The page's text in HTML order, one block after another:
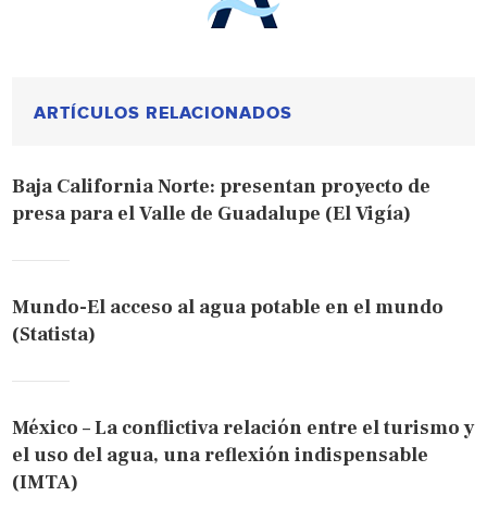
ARTÍCULOS RELACIONADOS
Baja California Norte: presentan proyecto de
presa para el Valle de Guadalupe (El Vigía)
Mundo-El acceso al agua potable en el mundo
(Statista)
México – La conflictiva relación entre el turismo y
el uso del agua, una reflexión indispensable
(IMTA)